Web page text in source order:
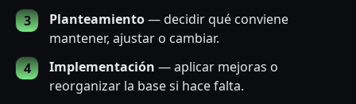
Planteamiento— decidir qué conviene
mantener, ajustar o cambiar.
Implementación — aplicar mejoras o
reorganizar la base si hace falta.